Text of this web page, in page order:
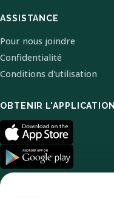
ASSISTANCE
Pour nous joindre
Confidentialité
Conditions d'utilisation
OBTENIR L'APPLICATION